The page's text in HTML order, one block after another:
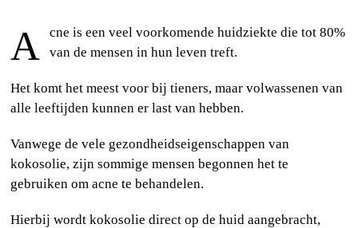
Acne is een veel voorkomende huidziekte die tot 80% van de mensen in hun leven treft.
Het komt het meest voor bij tieners, maar volwassenen van
alle leeftijden kunnen er last van hebben.
Vanwege de vele gezondheidseigenschappen van
kokosolie, zijn sommige mensen begonnen het te
gebruiken om acne te behandelen.
Hierbij wordt kokosolie direct op de huid aangebracht,